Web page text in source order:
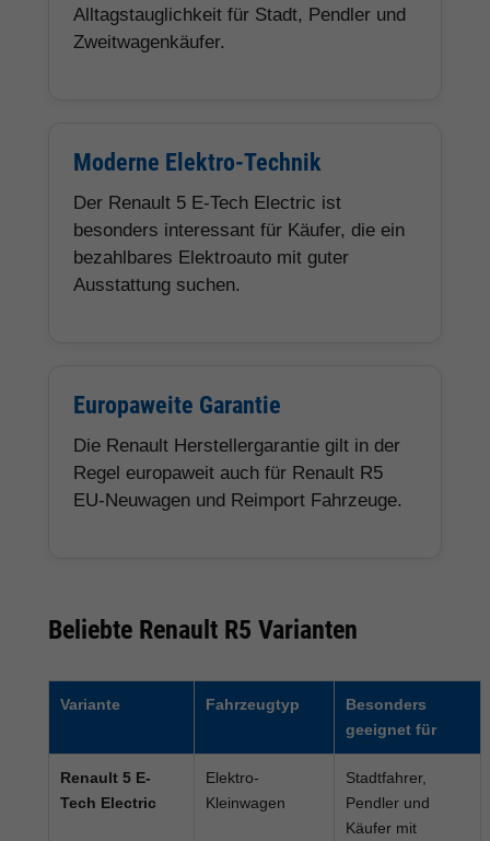
Alltagstauglichkeit für Stadt, Pendler und
Zweitwagenkäufer.
Moderne Elektro-Technik
Der Renault 5 E-Tech Electric ist
besonders interessant für Käufer, die ein
bezahlbares Elektroauto mit guter
Ausstattung suchen.
Europaweite Garantie
Die Renault Herstellergarantie gilt in der
Regel europaweit auch für Renault R5
EU-Neuwagen und Reimport Fahrzeuge.
Beliebte Renault R5 Varianten
Variante Fahrzeugtyp
Besonders
geeignet für
Renault 5 E-
Tech Electric
Elektro-
Kleinwagen
Stadtfahrer,
Pendler und
Käufer mit